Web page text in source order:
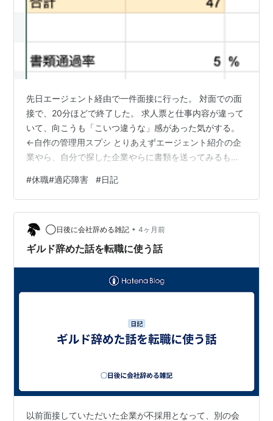
先日エージェント経由で一件面接に行った。 対面での面
接で、20分ほどで終了した。 求人票と仕事内容が違って
いて、向こうも「こいつ違うな」感があった気がする。
←自作の管理用スプシ とりあえずエージェント紹介の企
業やら、自分で探した企業やらに書類を送ってみるも、
る。 たいした資格も技能もない、しかも休職中の転職活
動はやはり厳しい。 改めて思い知ったけれど、求人票を
見て、応募して、面接に行って、不採用通知をもらうの
ってかなりのエネルギーを消耗する。 働きながらこれを
やり切れる人はすごい。 前に一度どうしても無理になっ
#休職#適応障害 #日記
◯日後に会社辞める雑記 • 4ヶ月前
ギルド辞めた話を転職に使う話
以前面接していただいた企業が不採用となって、別の会